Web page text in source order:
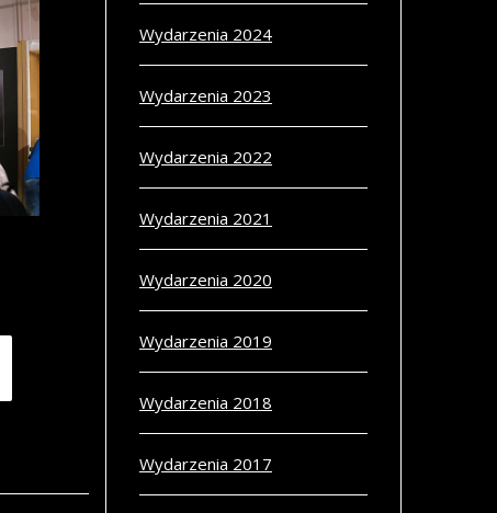
Wydarzenia 2024
Wydarzenia 2023
Wydarzenia 2022
Wydarzenia 2021
Wydarzenia 2020
Wydarzenia 2019
Wydarzenia 2018
Wydarzenia 2017